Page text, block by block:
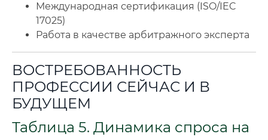
Международная сертификация (ISO/IEC
17025)
Работа в качестве арбитражного эксперта
ВОСТРЕБОВАННОСТЬ
ПРОФЕССИИ СЕЙЧАС И В
БУДУЩЕМ
Таблица 5. Динамика спроса на